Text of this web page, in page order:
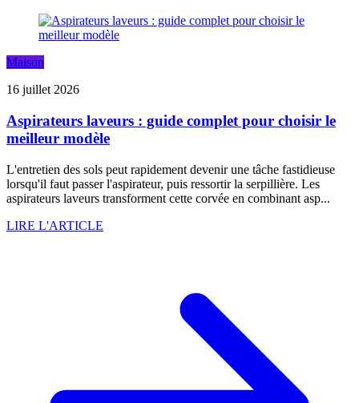
Maison
16 juillet 2026
Aspirateurs laveurs : guide complet pour choisir le
meilleur modèle
L'entretien des sols peut rapidement devenir une tâche fastidieuse
lorsqu'il faut passer l'aspirateur, puis ressortir la serpillière. Les
aspirateurs laveurs transforment cette corvée en combinant asp...
LIRE L'ARTICLE